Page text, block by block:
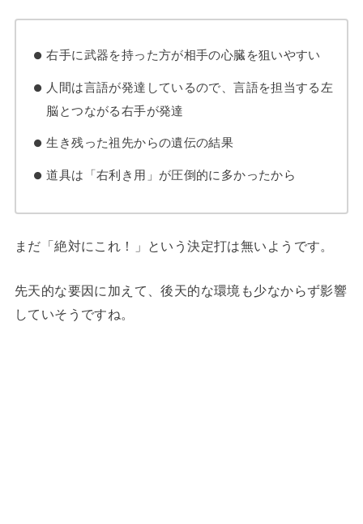
右手に武器を持った方が相手の心臓を狙いやすい
人間は言語が発達しているので、言語を担当する左
脳とつながる右手が発達
生き残った祖先からの遺伝の結果
道具は「右利き用」が圧倒的に多かったから
まだ「絶対にこれ！」という決定打は無いようです。
先天的な要因に加えて、後天的な環境も少なからず影響
していそうですね。